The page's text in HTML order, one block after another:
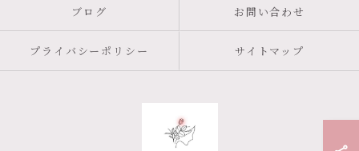
ブログ お問い合わせ
プライバシーポリシー サイトマップ